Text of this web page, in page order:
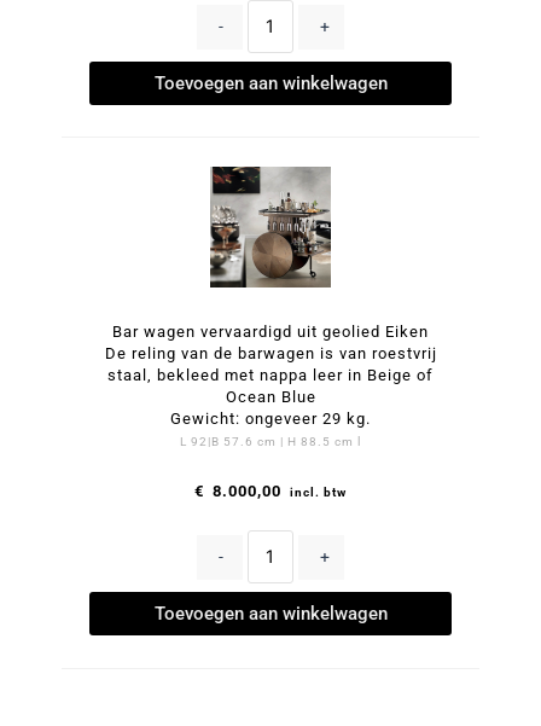
- +
Toevoegen aan winkelwagen
Bar wagen vervaardigd uit geolied Eiken
De reling van de barwagen is van roestvrij
staal, bekleed met nappa leer in Beige of
Ocean Blue
Gewicht: ongeveer 29 kg.
L 92|B 57.6 cm | H 88.5 cm l
€ 8.000,00 incl. btw
- +
Toevoegen aan winkelwagen